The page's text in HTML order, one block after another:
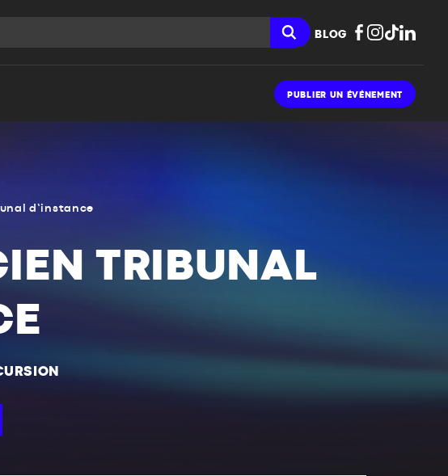
BLOG
PUBLIER UN ÉVÉNEMENT
d’instance
TRIBUNAL